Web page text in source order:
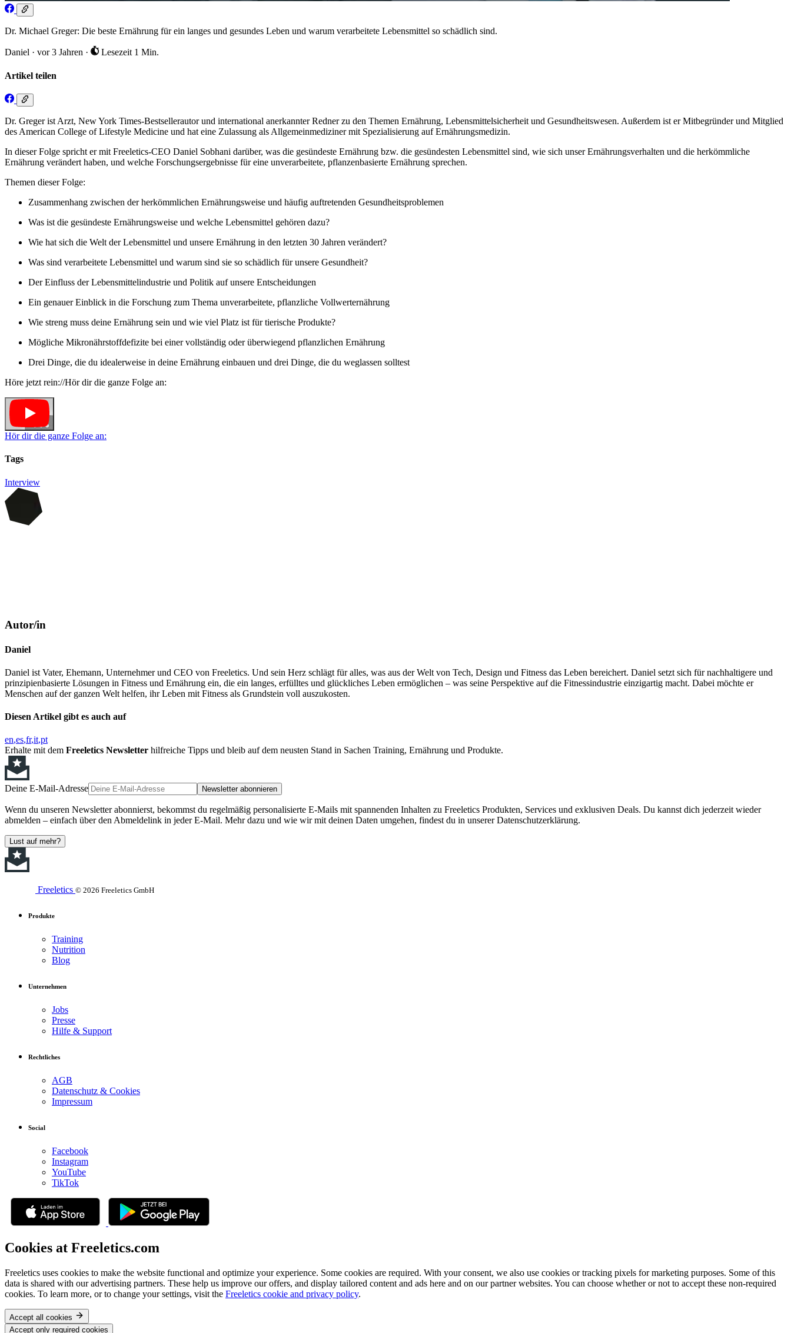
Dr. Michael Greger: Die beste Ernährung für ein langes und gesundes Leben und warum verarbeitete Lebensmittel so schädlich sind.
Daniel · vor 3 Jahren · Lesezeit 1 Min.
Artikel teilen
Dr. Greger ist Arzt, New York Times-Bestsellerautor und international anerkannter Redner zu den Themen Ernährung, Lebensmittelsicherheit und Gesundheitswesen. Außerdem ist er Mitbegründer und Mitglied
des American College of Lifestyle Medicine und hat eine Zulassung als Allgemeinmediziner mit Spezialisierung auf Ernährungsmedizin.
In dieser Folge spricht er mit Freeletics-CEO Daniel Sobhani darüber, was die gesündeste Ernährung bzw. die gesündesten Lebensmittel sind, wie sich unser Ernährungsverhalten und die herkömmliche
Ernährung verändert haben, und welche Forschungsergebnisse für eine unverarbeitete, pflanzenbasierte Ernährung sprechen.
Themen dieser Folge:
Zusammenhang zwischen der herkömmlichen Ernährungsweise und häufig auftretenden Gesundheitsproblemen
Was ist die gesündeste Ernährungsweise und welche Lebensmittel gehören dazu?
Wie hat sich die Welt der Lebensmittel und unsere Ernährung in den letzten 30 Jahren verändert?
Was sind verarbeitete Lebensmittel und warum sind sie so schädlich für unsere Gesundheit?
Der Einfluss der Lebensmittelindustrie und Politik auf unsere Entscheidungen
Ein genauer Einblick in die Forschung zum Thema unverarbeitete, pflanzliche Vollwerternährung
Wie streng muss deine Ernährung sein und wie viel Platz ist für tierische Produkte?
Mögliche Mikronährstoffdefizite bei einer vollständig oder überwiegend pflanzlichen Ernährung
Drei Dinge, die du idealerweise in deine Ernährung einbauen und drei Dinge, die du weglassen solltest
Höre jetzt rein://Hör dir die ganze Folge an:
Hör dir die ganze Folge an:
Tags
Interview
Autor/in
Daniel
Daniel ist Vater, Ehemann, Unternehmer und CEO von Freeletics. Und sein Herz schlägt für alles, was aus der Welt von Tech, Design und Fitness das Leben bereichert. Daniel setzt sich für nachhaltigere und
prinzipienbasierte Lösungen in Fitness und Ernährung ein, die ein langes, erfülltes und glückliches Leben ermöglichen – was seine Perspektive auf die Fitnessindustrie einzigartig macht. Dabei möchte er
Menschen auf der ganzen Welt helfen, ihr Leben mit Fitness als Grundstein voll auszukosten.
Diesen Artikel gibt es auch auf
en es fr it pt
Erhalte mit dem Freeletics Newsletter hilfreiche Tipps und bleib auf dem neusten Stand in Sachen Training, Ernährung und Produkte.
Deine E-Mail-Adresse Newsletter abonnieren
Wenn du unseren Newsletter abonnierst, bekommst du regelmäßig personalisierte E-Mails mit spannenden Inhalten zu Freeletics Produkten, Services und exklusiven Deals. Du kannst dich jederzeit wieder
abmelden – einfach über den Abmeldelink in jeder E-Mail. Mehr dazu und wie wir mit deinen Daten umgehen, findest du in unserer Datenschutzerklärung.
Lust auf mehr?
Freeletics © 2026 Freeletics GmbH
Produkte
Training
Nutrition
Blog
Unternehmen
Jobs
Presse
Hilfe & Support
Rechtliches
AGB
Datenschutz & Cookies
Impressum
Social
Facebook
Instagram
YouTube
TikTok
Cookies at Freeletics.com
Freeletics uses cookies to make the website functional and optimize your experience. Some cookies are required. With your consent, we also use cookies or tracking pixels for marketing purposes. Some of this
data is shared with our advertising partners. These help us improve our offers, and display tailored content and ads here and on our partner websites. You can choose whether or not to accept these non-required
cookies. To learn more, or to change your settings, visit the Freeletics cookie and privacy policy.
Accept all cookies
Accept only required cookies